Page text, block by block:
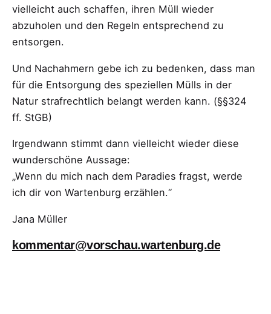
vielleicht auch schaffen, ihren Müll wieder
abzuholen und den Regeln entsprechend zu
entsorgen.
Und Nachahmern gebe ich zu bedenken, dass man
für die Entsorgung des speziellen Mülls in der
Natur strafrechtlich belangt werden kann. (§§324
ff. StGB)
Irgendwann stimmt dann vielleicht wieder diese
wunderschöne Aussage:
„Wenn du mich nach dem Paradies fragst, werde
ich dir von Wartenburg erzählen.“
Jana Müller
kommentar@vorschau.wartenburg.de